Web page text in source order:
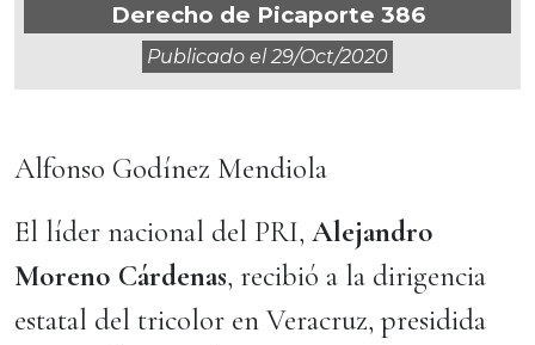
Derecho de Picaporte 386
Publicado el29/oct/2020
Alfonso Godínez Mendiola
El líder nacional del PRI, Alejandro
Moreno Cárdenas, recibió a la dirigencia
estatal del tricolor en Veracruz, presidida